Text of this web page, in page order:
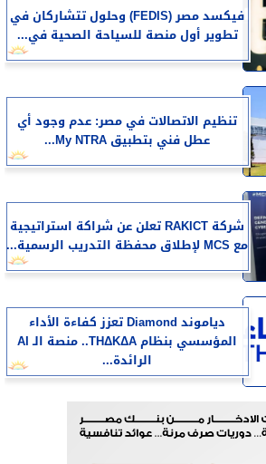
فيكسد مصر (FEDIS) وحلول تتشاركان في
تطوير أول منصة للسياحة الصحية في...
تنظيم الاتصالات في مصر: عدم وجود أي
عطل فني بتطبيق My NTRA...
شركة RAKICT تعلن عن شراكة استراتيجية
مع MCS لإطلاق محفظة التدريب الرسمية...
دياموند Diamond تعزز كفاءة الأداء
المؤسسي بنظام THΔKΔA.. منصة الـ AI
الرائدة...